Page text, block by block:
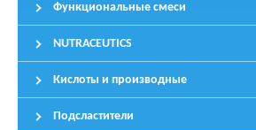
Функциональные смеси
NUTRACEUTICS
Кислоты и производные
Подсластители